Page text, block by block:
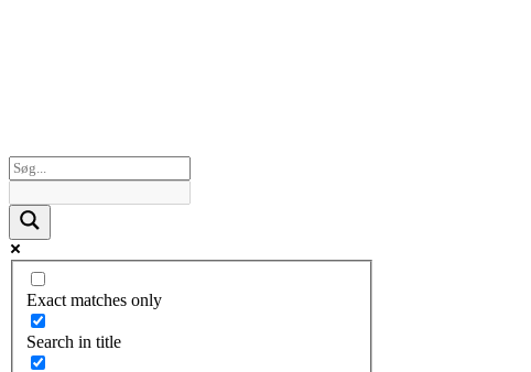
Exact matches only
Search in title